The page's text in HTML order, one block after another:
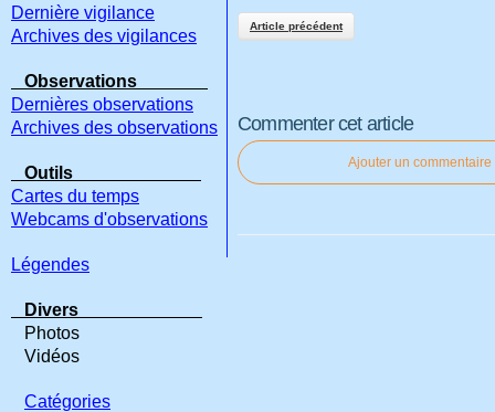
Article précédent
Commenter cet article
Ajouter un commentaire
Dernière vigilance
Archives des vigilances
Observations
Dernières observations
Archives des observations
Outils
Cartes du temps
Webcams d'observations
Légendes
Divers
Photos
Vidéos
Catégories